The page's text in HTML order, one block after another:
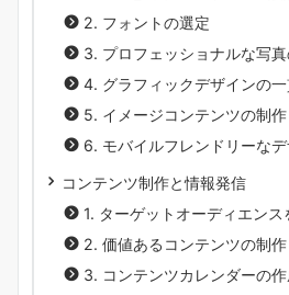
2. フォントの選定
3. プロフェッショナルな写
4. グラフィックデザインの
5. イメージコンテンツの制作
6. モバイルフレンドリーな
コンテンツ制作と情報発信
1. ターゲットオーディエンス
2. 価値あるコンテンツの制作
3. コンテンツカレンダーの